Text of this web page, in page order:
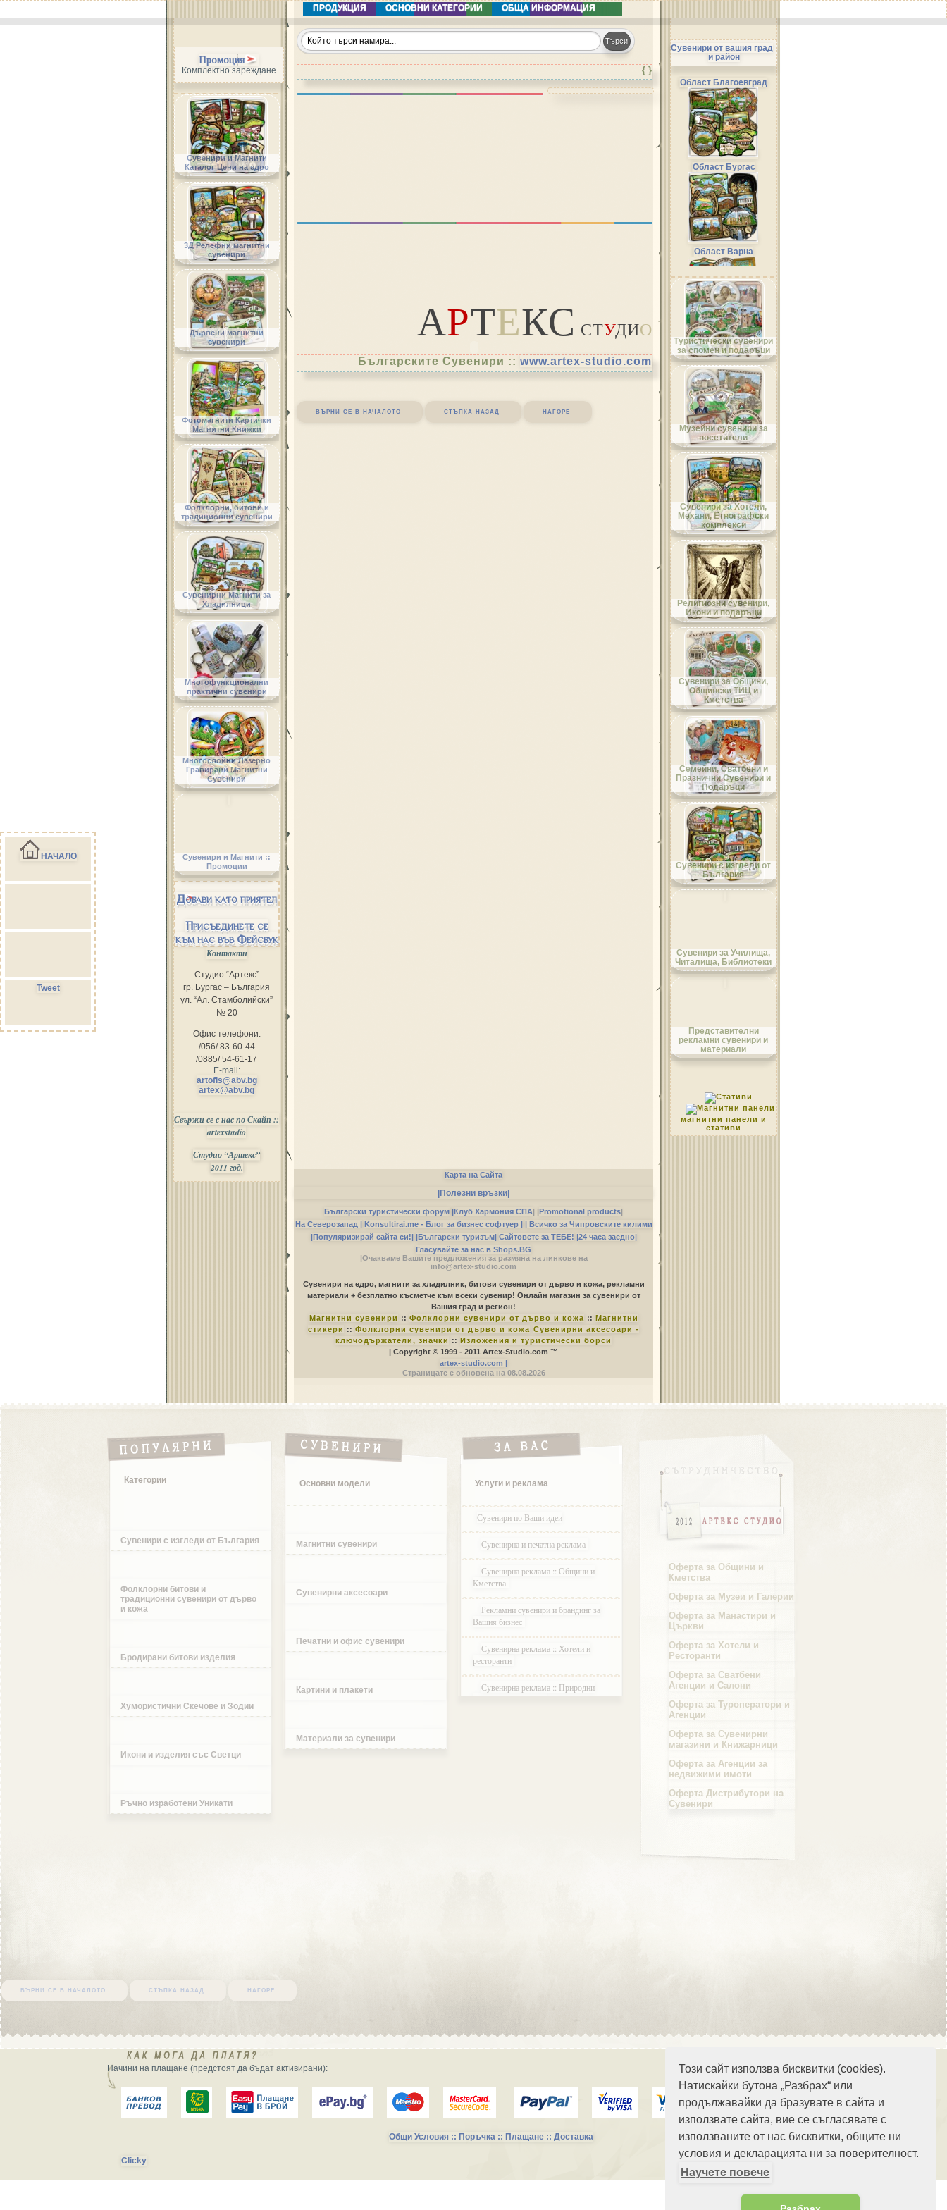
Този сайт използва бисквитки (cookies).
Натискайки бутона „Разбрах“ или
продължавайки да бразувате в сайта и
използвате сайта, вие се съгласявате с
използваните от нас бисквитки, общите ни
условия и декларацията ни за поверителност.
Научете повече
ПРОДУКЦИЯ ОСНОВНИ КАТЕГОРИИ ОБЩА ИНФОРМАЦИЯ
{ }
АРТЕКС СТУДИО
Българските Сувенири :: www.artex-studio.com
върни се в началото стъпка назад нагоре
Промоция
Комплектно зареждане
Сувенири и Магнити
Каталог Цени на едро
3Д Релефни магнитни
сувенири
Дървени магнитни
сувенири
Фотомагнити Картички
Магнитни Книжки
Фолклорни, битови и
традиционни сувенири
Сувенирни Магнити за
Хладилници
Многофункционални
практични сувенири
Многослойни Лазерно
Гравирани Магнитни
Сувенири
Сувенири и Магнити ::
Промоции
Добави като приятел
Присъединете се
към нас във Фейсбук
Контакти
Студио “Артекс”
гр. Бургас – България
ул. “Ал. Стамболийски”
№ 20
Офис телефони:
/056/ 83-60-44
/0885/ 54-61-17
E-mail:
artofis@abv.bg
artex@abv.bg
Свържи се с нас по Скайп ::
artexstudio
Студио “Артекс”
2011 год.
Сувенири от вашия град
и район
Област Благоевград
Област Бургас
Област Варна
Област Велико Търново
Област Видин
Област Враца
Област Габрово
Област Добрич
Област Кърджали
Област Кюстендил
Област Пазарджик
Област Русе
Област Силистра
Област Сливен
Област Смолян
Област София
Област Хасково
Област Шумен
Туристически сувенири
за спомен и подаръци
Музейни сувенири за
посетители
Сувенири за Хотели,
Механи, Етнографски
комплекси
Религиозни сувенири,
Икони и подаръци
Сувенири за Общини,
Общински ТИЦ и
Кметства
Семейни, Сватбени и
Празнични Сувенири и
Подаръци
Сувенири с изгледи от
България
Сувенири за Училища,
Читалища, Библиотеки
Представителни
рекламни сувенири и
материали
магнитни панели и
стативи
Карта на Сайта
|Полезни връзки|
Български туристически форум |Клуб Хармония СПА| |Promotional products|
На Северозапад | Konsultirai.me - Блог за бизнес софтуер | | Всичко за Чипровските килими
|Популяризирай сайта си!| |Български туризъм| Сайтовете за ТЕБЕ! |24 часа заедно|
Гласувайте за нас в Shops.BG
|Очакваме Вашите предложения за размяна на линкове на
info@artex-studio.com
Сувенири на едро, магнити за хладилник, битови сувенири от дърво и кожа, рекламни
материали + безплатно късметче към всеки сувенир! Онлайн магазин за сувенири от
Вашия град и регион!
Магнитни сувенири :: Фолклорни сувенири от дърво и кожа :: Магнитни
стикери :: Фолклорни сувенири от дърво и кожа Сувенирни аксесоари -
ключодържатели, значки :: Изложения и туристически борси
| Copyright © 1999 - 2011 Artex-Studio.com ™
artex-studio.com |
Страницате е обновена на 08.08.2026
Категории
Сувенири с изгледи от България
Фолклорни битови и
традиционни сувенири от дърво
и кожа
Бродирани битови изделия
Хумористични Скечове и Зодии
Икони и изделия със Светци
Ръчно изработени Уникати
Основни модели
Магнитни сувенири
Сувенирни аксесоари
Печатни и офис сувенири
Картини и плакети
Материали за сувенири
Услуги и реклама
Сувенири по Ваши идеи
Сувенирна и печатна реклама
Сувенирна реклама :: Общини и
Кметства
Рекламни сувенири и брандинг за
Вашия бизнес
Сувенирна реклама :: Хотели и
ресторанти
Сувенирна реклама :: Природни
паркове и Резервати
Оферта за Общини и
Кметства
Оферта за Музеи и Галерии
Оферта за Манастири и
Църкви
Оферта за Хотели и
Ресторанти
Оферта за Сватбени
Агенции и Салони
Оферта за Туроператори и
Агенции
Оферта за Сувенирни
магазини и Книжарници
Оферта за Агенции за
недвижими имоти
Оферта Дистрибутори на
Сувенири
върни се в началото стъпка назад нагоре
Начини на плащане (предстоят да бъдат активирани):
Общи Условия :: Поръчка :: Плащане :: Доставка
Clicky
НАЧАЛО
Tweet